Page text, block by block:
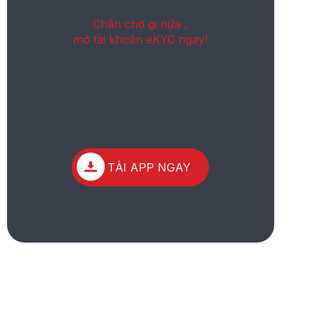
Chần chờ gi nữa ,
mở tài khoản eKYC ngay!
TẢI APP NGAY